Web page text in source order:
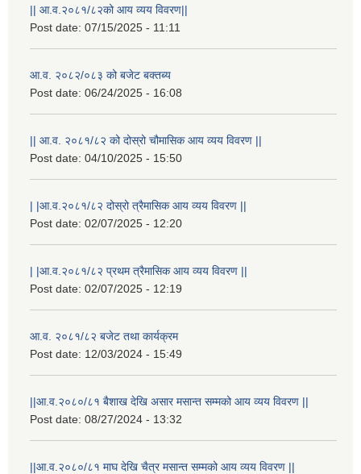
|| आ.व.२०८१/८२को आय व्यय विवरण||
Post date: 07/15/2025 - 11:11
आ.व. २०८२/०८३ को बजेट बक्तब्य
Post date: 06/24/2025 - 16:08
|| आ.व. २०८१/८२ को दोस्रो चौमासिक आय व्यय विवरण ||
Post date: 04/10/2025 - 15:50
| |आ.व.२०८१/८२ दोस्रो त्रैमासिक आय व्यय विवरण ||
Post date: 02/07/2025 - 12:20
| |आ.व.२०८१/८२ प्रथम त्रैमासिक आय व्यय विवरण ||
Post date: 02/07/2025 - 12:19
आ.व. २०८१/८२ बजेट तथा कार्यक्रम
Post date: 12/03/2024 - 15:49
||आ.व.२०८०/८१ बैशाख देखि असार मसान्त सम्मको आय व्यय विवरण ||
Post date: 08/27/2024 - 13:32
||आ.व.२०८०/८१ माघ देखि चैत्र मसान्त सम्मको आय व्यय विवरण ||